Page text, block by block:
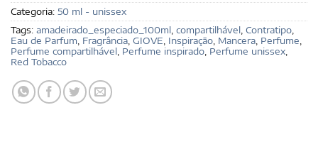
Categoria: 50 ml - unissex
Tags: amadeirado_especiado_100ml, compartilhável, Contratipo,
Eau de Parfum, Fragrância, GIOVE, Inspiração, Mancera, Perfume,
Perfume compartilhável, Perfume inspirado, Perfume unissex,
Red Tobacco